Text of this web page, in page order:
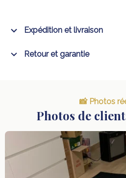
Expédition et livraison
Retour et garantie
📸 Photos
Photos de